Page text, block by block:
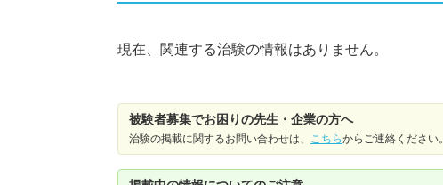
現在、関連する治験の情報はありません。
被験者募集でお困りの先生・企業の方へ
治験の掲載に関するお問い合わせは、 こちらからご連絡ください。